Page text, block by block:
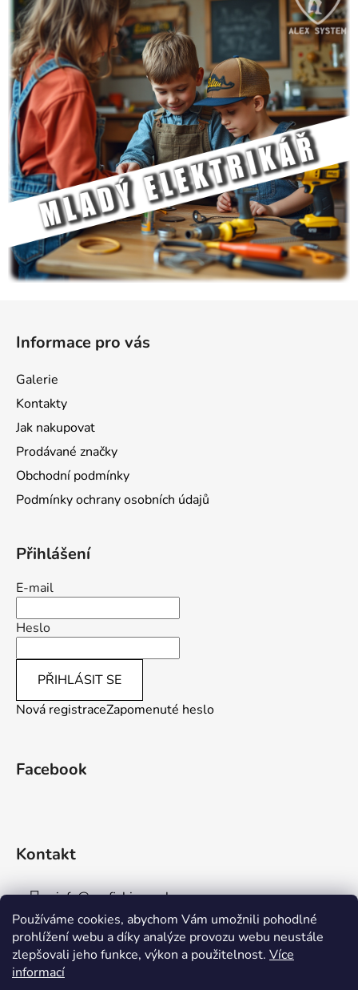
Používáme cookies, abychom Vám umožnili pohodlné
prohlížení webu a díky analýze provozu webu neustále
zlepšovali jeho funkce, výkon a použitelnost. Více
informací
Informace pro vás
Galerie
Kontakty
Jak nakupovat
Prodávané značky
Obchodní podmínky
Podmínky ochrany osobních údajů
Přihlášení
E-mail
Heslo
PŘIHLÁSIT SE
Nová registraceZapomenuté heslo
Facebook
Kontakt
info@aaafishingpraha.cz
778 011 878